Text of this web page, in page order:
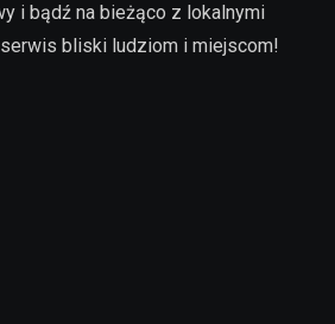
i bądź na bieżąco z lokalnymi
bliski ludziom i miejscom!